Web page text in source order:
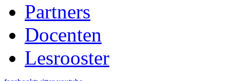
Partners
Docenten
Lesrooster